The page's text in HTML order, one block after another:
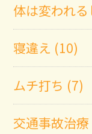
体は変われ
寝違え (10)
ムチ打ち (7)
交通事故治